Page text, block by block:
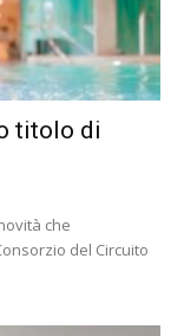
titolo di
che
del Circuito